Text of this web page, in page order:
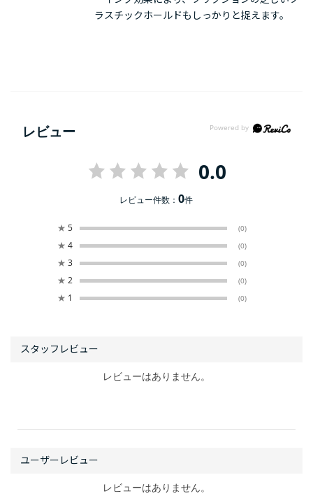
ラスチックホールドもしっかりと捉えます。
レビュー
0.0
レビュー件数：0件
★ 5 (0)
★ 4 (0)
★ 3 (0)
★ 2 (0)
★ 1 (0)
レビューはありません。
レビューはありません。